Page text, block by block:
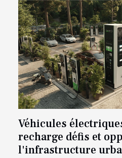
Véhicules
recharge défis et
l'infrastructure